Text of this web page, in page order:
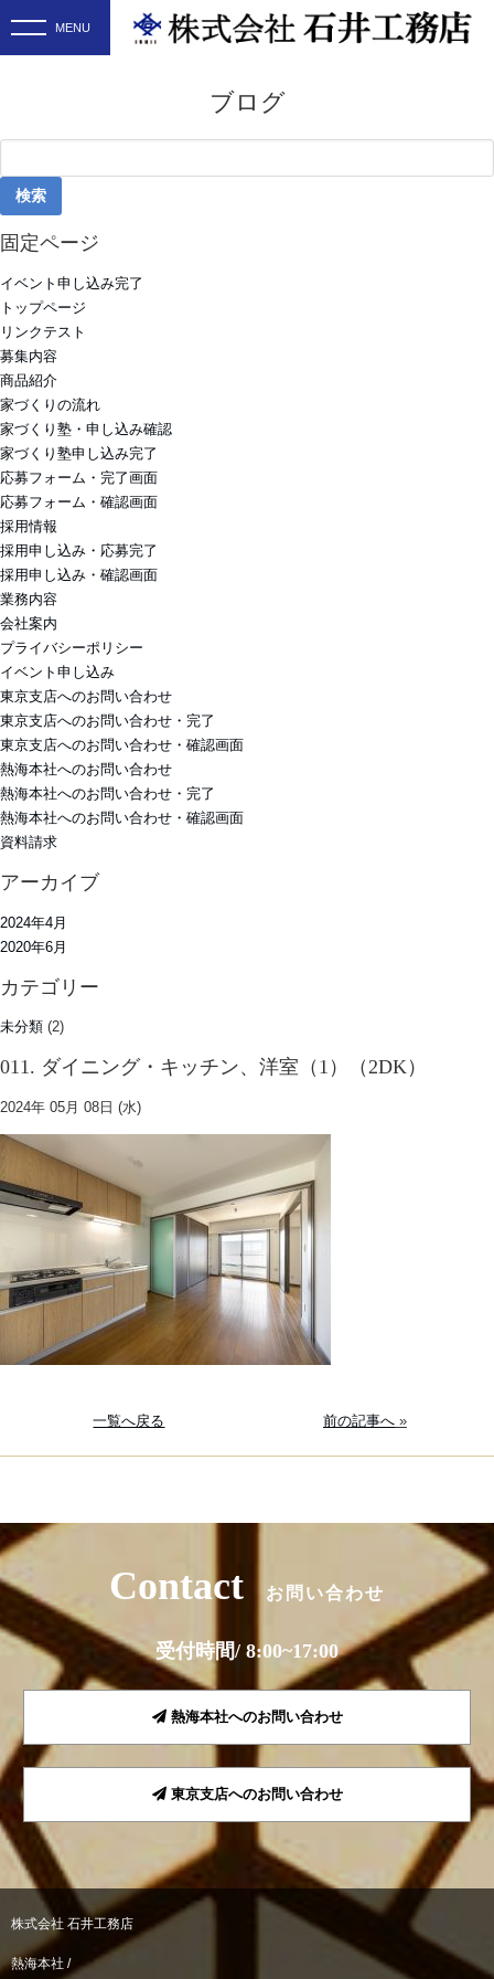
ブログ
索:
固定ページ
イベント申し込み完了
トップページ
リンクテスト
募集内容
商品紹介
家づくりの流れ
家づくり塾・申し込み確認
家づくり塾申し込み完了
応募フォーム・完了画面
応募フォーム・確認画面
採用情報
採用申し込み・応募完了
採用申し込み・確認画面
業務内容
会社案内
プライバシーポリシー
イベント申し込み
東京支店へのお問い合わせ
東京支店へのお問い合わせ・完了
東京支店へのお問い合わせ・確認画面
熱海本社へのお問い合わせ
熱海本社へのお問い合わせ・完了
熱海本社へのお問い合わせ・確認画面
資料請求
アーカイブ
2024年4月
2020年6月
カテゴリー
未分類 (2)
011. ダイニング・キッチン、洋室（1）（2DK）
2024年 05月 08日 (水)
一覧へ戻る 前の記事へ»
Contact お問い合わせ
受付時間/ 8:00~17:00
熱海本社へのお問い合わせ
東京支店へのお問い合わせ
株式会社 石井工務店
熱海本社 /